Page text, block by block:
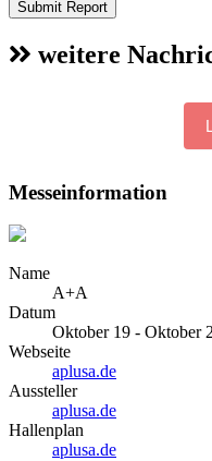
Submit Report
weitere
Messeinformation
Name
A+A
Datum
Oktober 19 - Oktober
Webseite
aplusa.de
Aussteller
aplusa.de
Hallenplan
aplusa.de